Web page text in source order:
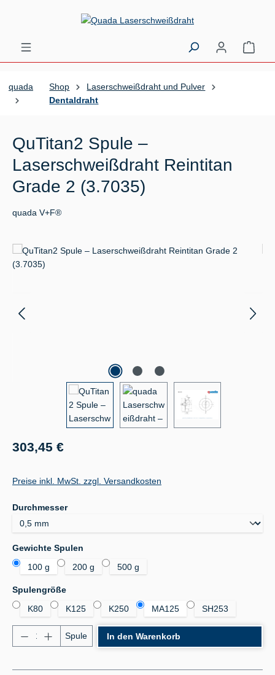
Zum Hauptinhalt springen
quada Shop
Laserschweißdraht und Pulver
Dentaldraht
QuTitan2 Spule –
Laserschweißdraht Reintitan
Grade 2 (3.7035)
quada V+F®
Bildergalerie überspringen
Regulärer Preis:
303,45 €
Preise inkl. MwSt. zzgl. Versandkosten
Durchmesserauswählen
Gewichte Spulen
100 g
200 g 500 g
Spulengrößeauswählen
K80
K125 K250 MA125 SH253
Produkt Anzahl: Gib den gewünschten Wert ein
Spule In den Warenkorb